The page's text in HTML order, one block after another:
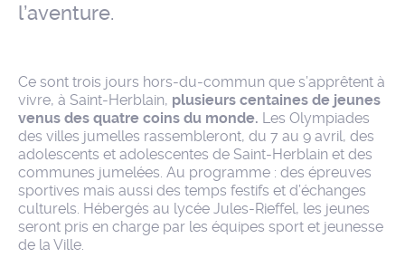
l’aventure.
Ce sont trois jours hors-du-commun que s’apprêtent à
vivre, à Saint-Herblain, plusieurs centaines de jeunes
venus des quatre coins du monde. Les Olympiades
des villes jumelles rassembleront, du 7 au 9 avril, des
adolescents et adolescentes de Saint-Herblain et des
communes jumelées. Au programme : des épreuves
sportives mais aussi des temps festifs et d’échanges
culturels. Hébergés au lycée Jules-Rieffel, les jeunes
seront pris en charge par les équipes sport et jeunesse
de la Ville.